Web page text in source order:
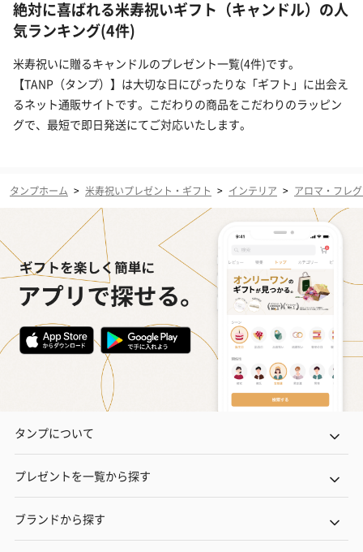
絶対に喜ばれる米寿祝いギフト（キャンドル）の人
気ランキング(4件)
米寿祝いに贈るキャンドルのプレゼント一覧(4件)です。
【TANP（タンプ）】は大切な日にぴったりな「ギフト」に出会え
るネット通販サイトです。こだわりの商品をこだわりのラッピン
グで、最短で即日発送にてご対応いたします。
タンプホーム > 米寿祝いプレゼント・ギフト > インテリア > アロマ・フレ
タンプについて
プレゼントを一覧から探す
ブランドから探す